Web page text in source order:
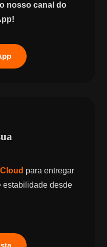
nosso canal do
para entregar
estabilidade desde